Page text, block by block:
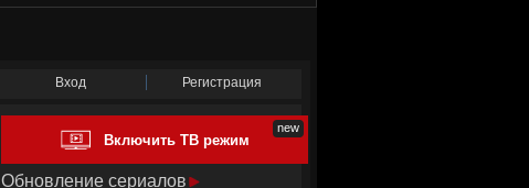
Вход Регистрация
Включить ТВ режим
Обновление сериалов